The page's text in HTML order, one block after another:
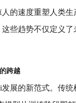
的速度重塑人类
些趋势不仅定义
跨越
展的新范式。传